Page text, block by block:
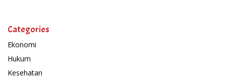
Categories
Ekonomi
Hukum
Kesehatan